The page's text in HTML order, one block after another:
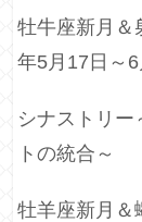
牡牛座新月＆
年5月17日～6
シナストリー
トの統合～
牡羊座新月＆